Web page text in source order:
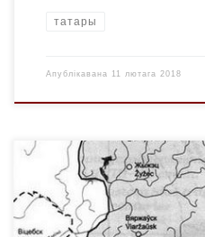
татары
Апублікавана 11 лютага 2018
Смаленскае княства —
ўтварэнне, якое
Смаленска. Займала